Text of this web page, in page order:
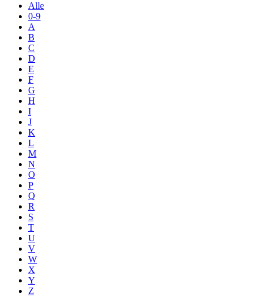
Alle
0-9
A
B
C
D
E
F
G
H
I
J
K
L
M
N
O
P
Q
R
S
T
U
V
W
X
Y
Z